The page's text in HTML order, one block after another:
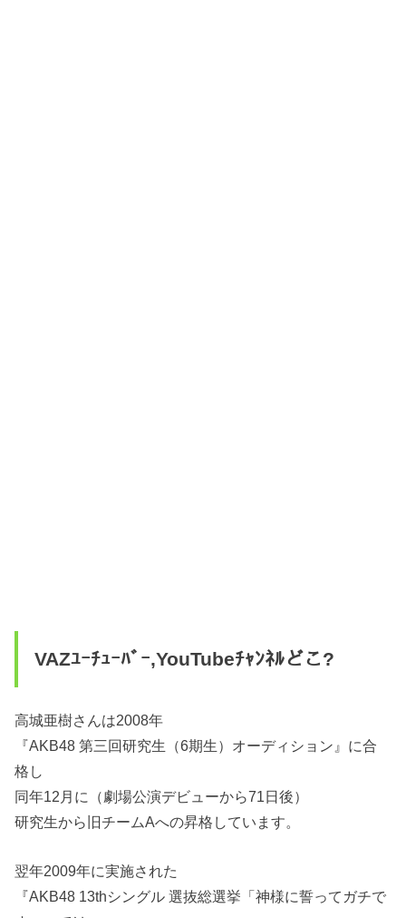
VAZﾕｰﾁｭｰﾊﾞｰ,YouTubeﾁｬﾝﾈﾙどこ?
高城亜樹さんは2008年
『AKB48 第三回研究生（6期生）オーディション』に合
格し
同年12月に（劇場公演デビューから71日後）
研究生から旧チームAへの昇格しています。
翌年2009年に実施された
『AKB48 13thシングル 選抜総選挙「神様に誓ってガチで